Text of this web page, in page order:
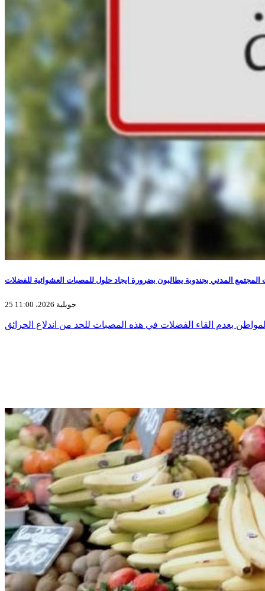
المدني بجندوبة يطالبون بضرورة ايجاد حلول للمصبات العشوائية للفضلات
25 جويلية 2026، 11:00